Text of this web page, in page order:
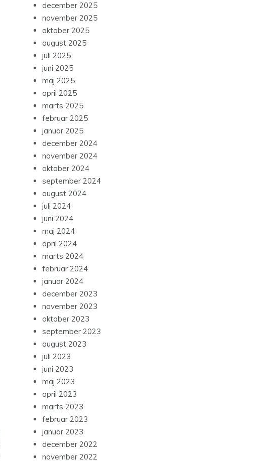
december 2025
november 2025
oktober 2025
august 2025
juli 2025
juni 2025
maj 2025
april 2025
marts 2025
februar 2025
januar 2025
december 2024
november 2024
oktober 2024
september 2024
august 2024
juli 2024
juni 2024
maj 2024
april 2024
marts 2024
februar 2024
januar 2024
december 2023
november 2023
oktober 2023
september 2023
august 2023
juli 2023
juni 2023
maj 2023
april 2023
marts 2023
februar 2023
januar 2023
december 2022
november 2022